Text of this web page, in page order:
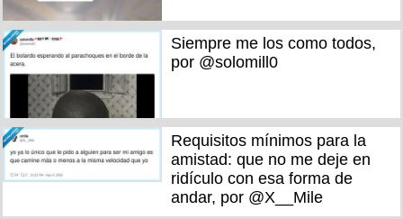
Siempre me los como todos,
por @solomill0
Requisitos mínimos para la
amistad: que no me deje en
ridículo con esa forma de
andar, por @X__Mile